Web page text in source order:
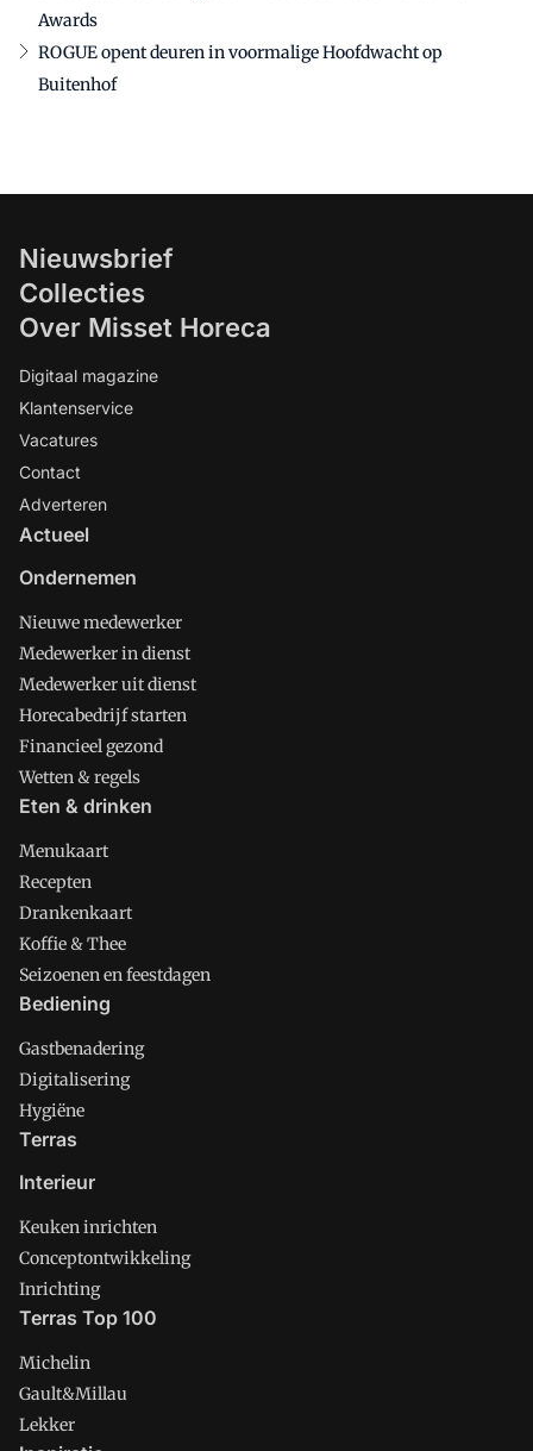
Awards
ROGUE opent deuren in voormalige Hoofdwacht op
Buitenhof
Nieuwsbrief
Collecties
Over Misset Horeca
Digitaal magazine
Klantenservice
Vacatures
Contact
Adverteren
Actueel
Ondernemen
Nieuwe medewerker
Medewerker in dienst
Medewerker uit dienst
Horecabedrijf starten
Financieel gezond
Wetten & regels
Eten & drinken
Menukaart
Recepten
Drankenkaart
Koffie & Thee
Seizoenen en feestdagen
Bediening
Gastbenadering
Digitalisering
Hygiëne
Terras
Interieur
Keuken inrichten
Conceptontwikkeling
Inrichting
Terras Top 100
Michelin
Gault&Millau
Lekker